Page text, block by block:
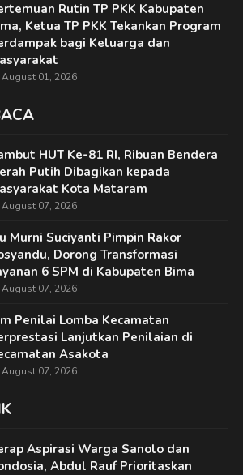
Rutin TP PKK Kabupaten
Ketua TP PKK Tekankan Program
bagi Keluarga dan
August 01, 2026
HUT Ke-81 RI, Ribuan Bendera
Putih Dibagikan kepada
Kota Mataram
August 07, 2026
Murni Suciyanti Pimpin Rakor
Dorong Transformasi
6 SPM di Kabupaten Bima
August 07, 2026
Penilai Lomba Kecamatan
Lanjutkan Penilaian di
Asakota
August 07, 2026
Aspirasi Warga Sanolo dan
Abdul Rauf Prioritaskan